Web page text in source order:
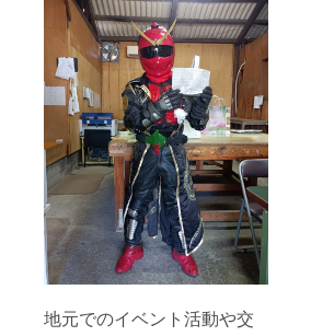
地元でのイベント活動や交